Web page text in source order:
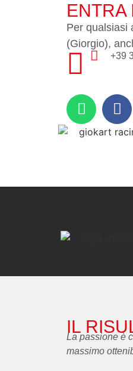
ENTRA
Per qualsiasi
(Giorgio),
+39
IL
La passione è
massimo